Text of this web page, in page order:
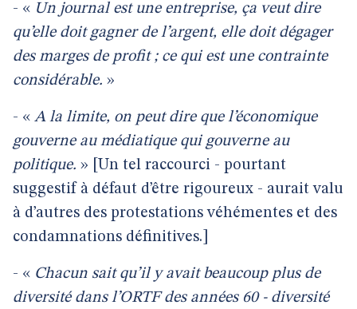
- « Un journal est une entreprise, ça veut dire
qu’elle doit gagner de l’argent, elle doit dégager
des marges de profit ; ce qui est une contrainte
considérable. »
- « A la limite, on peut dire que l’économique
gouverne au médiatique qui gouverne au
politique. » [Un tel raccourci - pourtant
suggestif à défaut d’être rigoureux - aurait valu
à d’autres des protestations véhémentes et des
condamnations définitives.]
- « Chacun sait qu’il y avait beaucoup plus de
diversité dans l’ORTF des années 60 - diversité